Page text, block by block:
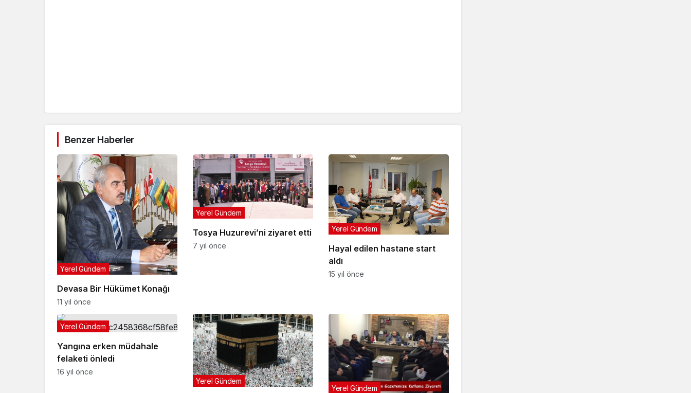
Benzer Haberler
Devasa Bir Hükümet Konağı
Yerel Gündem
11 yıl önce
Tosya Huzurevi’ni ziyaret etti
Yerel Gündem
7 yıl önce
Hayal edilen hastane start
aldı
Yerel Gündem
15 yıl önce
Yangına erken müdahale
felaketi önledi
Yerel Gündem
16 yıl önce
Yerel Gündem
Yerel Gündem